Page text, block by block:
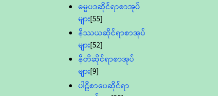
ဓမ္မပဒဆိုင်ရာစာအုပ်
များ[55]
နိဿယဆိုင်ရာစာအုပ်
များ[52]
နီတိဆိုင်ရာစာအုပ်
များ[9]
ပါဠိစာပေဆိုင်ရာ